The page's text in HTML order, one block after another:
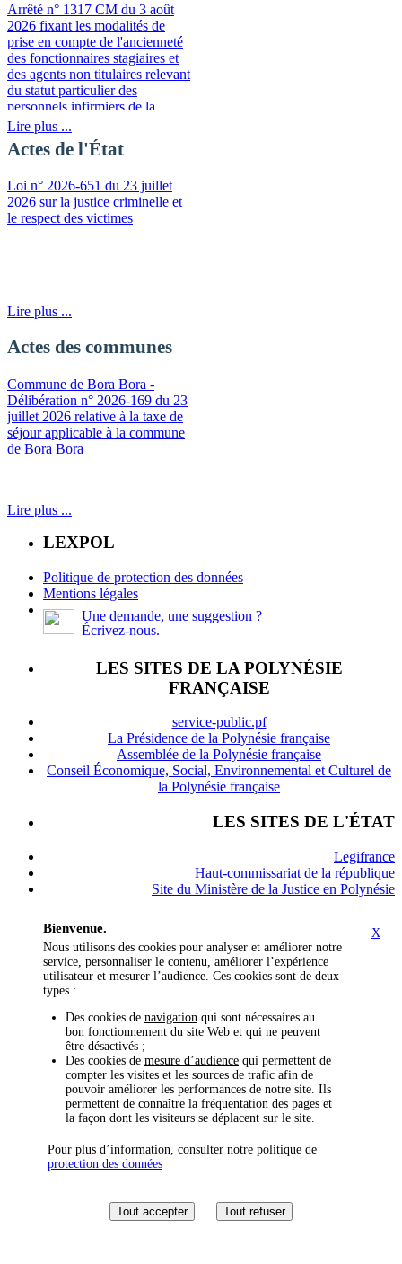
Arrêté n° 1317 CM du 3 août
2026 fixant les modalités de
prise en compte de l'ancienneté
des fonctionnaires stagiaires et
des agents non titulaires relevant
du statut particulier des
personnels infirmiers de la
fonction publique de la
Polynésie française
Lire plus ...
Actes de l'État
Loi n° 2026-651 du 23 juillet
2026 sur la justice criminelle et
le respect des victimes
Lire plus ...
Actes des communes
Commune de Bora Bora -
Délibération n° 2026-169 du 23
juillet 2026 relative à la taxe de
séjour applicable à la commune
de Bora Bora
Lire plus ...
LEXPOL
Politique de protection des données
Mentions légales
Une demande, une suggestion ?
Écrivez-nous.
LES SITES DE LA POLYNÉSIE
FRANÇAISE
service-public.pf
La Présidence de la Polynésie française
Assemblée de la Polynésie française
Conseil Économique, Social, Environnemental et Culturel de
la Polynésie française
LES SITES DE L'ÉTAT
Legifrance
Haut-commissariat de la république
Site du Ministère de la Justice en Polynésie
X
Bienvenue.
Nous utilisons des cookies pour analyser et améliorer notre
service, personnaliser le contenu, améliorer l’expérience
utilisateur et mesurer l’audience. Ces cookies sont de deux
types :
Des cookies de navigation qui sont nécessaires au
bon fonctionnement du site Web et qui ne peuvent
être désactivés ;
Des cookies de mesure d’audience qui permettent de
compter les visites et les sources de trafic afin de
pouvoir améliorer les performances de notre site. Ils
permettent de connaître la fréquentation des pages et
la façon dont les visiteurs se déplacent sur le site.
Pour plus d’information, consulter notre politique de
protection des données
Tout accepter Tout refuser